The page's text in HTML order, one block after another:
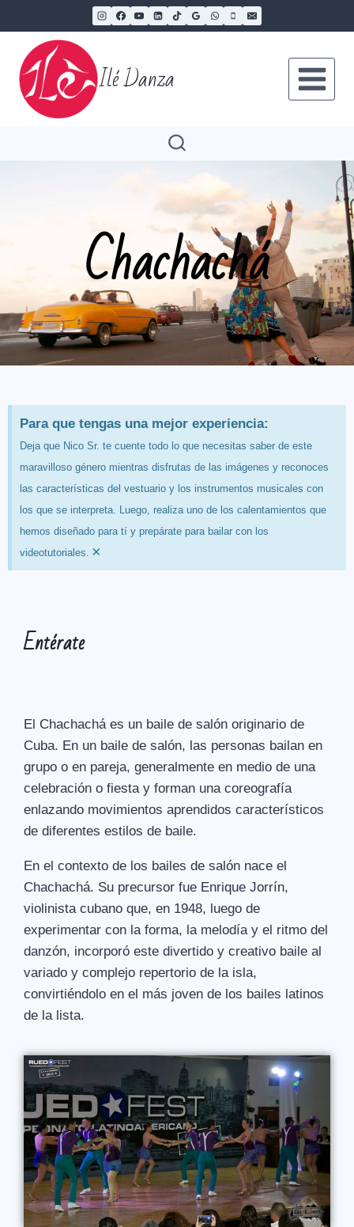
Ilé Danza
Chachachá
Para que tengas una mejor experiencia:
Deja que Nico Sr. te cuente todo lo que necesitas saber de este
maravilloso género mientras disfrutas de las imágenes y reconoces
las características del vestuario y los instrumentos musicales con
los que se interpreta. Luego, realiza uno de los calentamientos que
hemos diseñado para tí y prepárate para bailar con los
videotutoriales. ×
Entérate
El Chachachá es un baile de salón originario de
Cuba. En un baile de salón, las personas bailan en
grupo o en pareja, generalmente en medio de una
celebración o fiesta y forman una coreografía
enlazando movimientos aprendidos característicos
de diferentes estilos de baile.
En el contexto de los bailes de salón nace el
Chachachá. Su precursor fue Enrique Jorrín,
violinista cubano que, en 1948, luego de
experimentar con la forma, la melodía y el ritmo del
danzón, incorporó este divertido y creativo baile al
variado y complejo repertorio de la isla,
convirtiéndolo en el más joven de los bailes latinos
de la lista.